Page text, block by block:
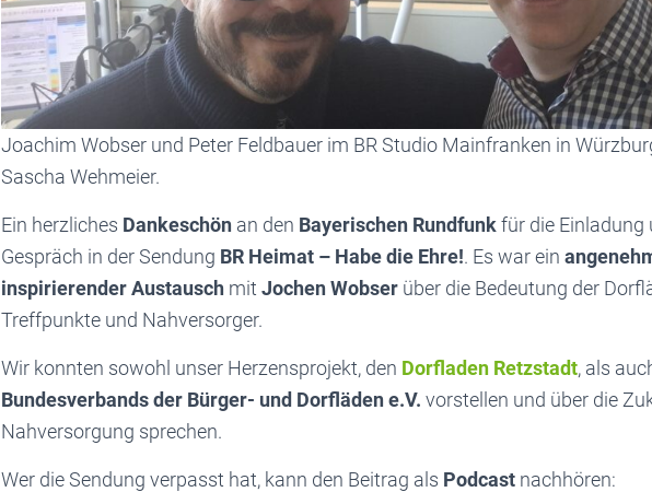
Joachim Wobser und Peter Feldbauer im BR Studio Mainfranken in
Sascha Wehmeier.
Ein herzliches Dankeschön an den Bayerischen Rundfunkfür die Einladung
Gespräch in der Sendung BR Heimat – Habe die Ehre!. Es war ein
inspirierender Austausch mit Jochen Wobser über die Bedeutung der
Treffpunkte und Nahversorger.
Wir konnten sowohl unser Herzensprojekt, den Dorfladen Retzstadt, als
Bundesverbands der Bürger- und Dorfläden e.V. vorstellen und über die
Nahversorgung sprechen.
Wer die Sendung verpasst hat, kann den Beitrag als Podcast nachhören: